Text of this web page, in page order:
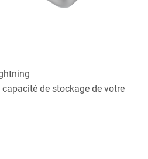
de stockage de votre